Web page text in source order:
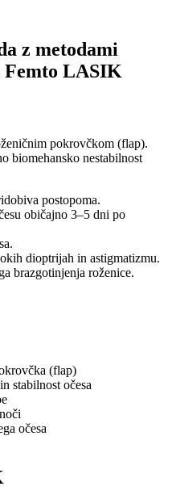
z metodami
LASIK
pokrovčkom (flap).
biomehansko nestabilnost
postopoma.
običajno 3–5 dni po
dioptrijah in astigmatizmu.
brazgotinjenja roženice.
(flap)
stabilnost očesa
očesa